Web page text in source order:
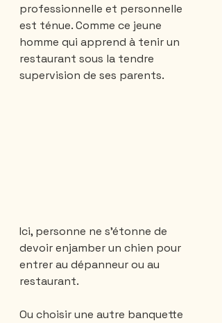
professionnelle et personnelle
est ténue. Comme ce jeune
homme qui apprend à tenir un
restaurant sous la tendre
supervision de ses parents.
Ici, personne ne s'étonne de
devoir enjamber un chien pour
entrer au dépanneur ou au
restaurant.
Ou choisir une autre banquette